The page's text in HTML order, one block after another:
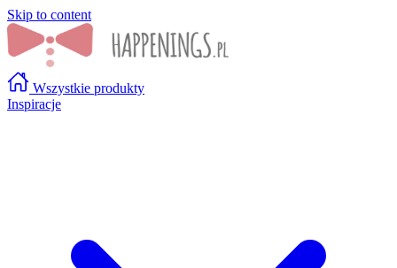
Skip to content
Wszystkie produkty
Inspiracje